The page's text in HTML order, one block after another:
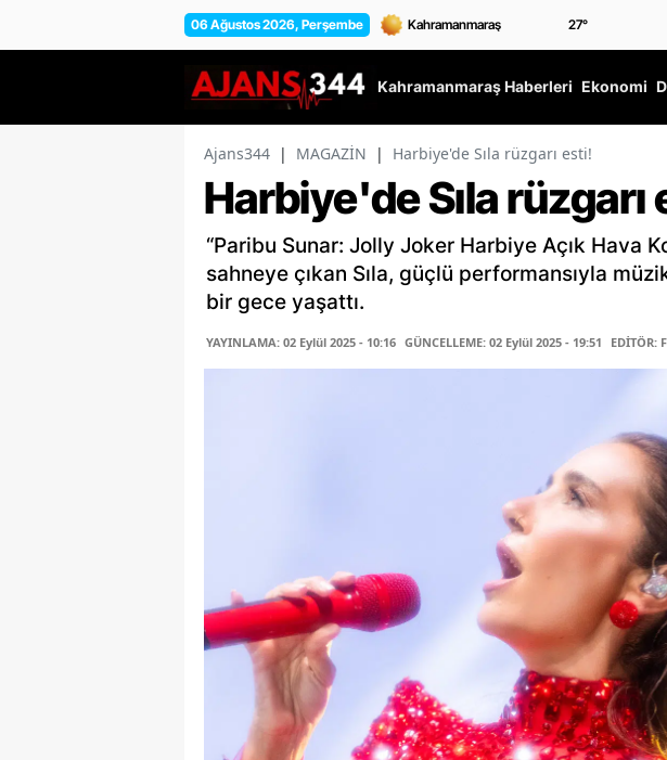
06 Ağustos 2026, Perşembe 27°
Kahramanmaraş Haberleri Ekonomi
Ajans344 | MAGAZİN | Harbiye'de Sıla rüzgarı esti!
Harbiye'de Sıla rüzgarı
“Paribu Sunar: Jolly Joker Harbiye Açık Hava
sahneye çıkan Sıla, güçlü performansıyla
bir gece yaşattı.
YAYINLAMA: 02 Eylül 2025 - 10:16 GÜNCELLEME: 02 Eylül 2025 - 19:51 EDİTÖR: